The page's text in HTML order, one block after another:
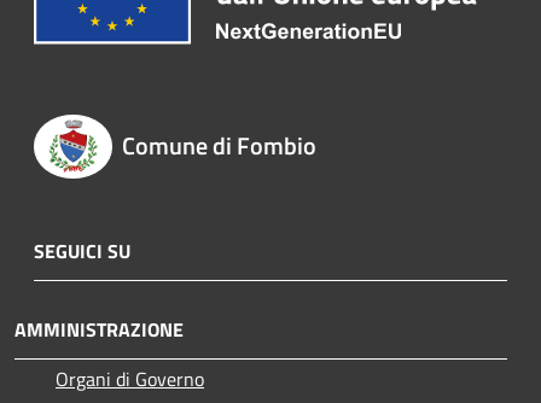
Comune di Fombio
SEGUICI SU
AMMINISTRAZIONE
Organi di Governo